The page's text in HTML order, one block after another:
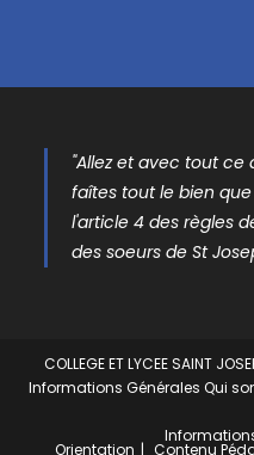
"Allez et avec tout ce
faîtes tout le bien
l'article 4 des règles
des soeurs de St
COLLEGE ET LYCEE SAINT
Informations Générales Qui
Orientation Contenu